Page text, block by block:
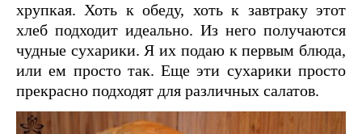
хрупкая. Хоть к обеду, хоть к завтраку этот
хлеб подходит идеально. Из него получаются
чудные сухарики. Я их подаю к первым блюда,
или ем просто так. Еще эти сухарики просто
прекрасно подходят для различных салатов.